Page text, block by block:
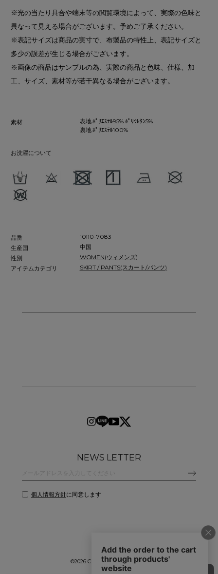
※光の当たり具合や端末等の閲覧環境によって、実際の色味と
異なって見える場合がございます。予めご了承ください。
※表記サイズは商品の実寸で、布製品の特性上、表記サイズと
多少の誤差が生じる場合がございます。
※画像の商品はサンプルの為、実際の商品と色味、仕様、加
工、サイズ、素材等が若干異なる場合がございます。
素材
表地 ﾎﾟﾘｴｽﾃﾙ95% ﾎﾟﾘｳﾚﾀﾝ5%
裏地 ﾎﾟﾘｴｽﾃﾙ100%
お洗濯について
品番
10110-7083
生産国
中国
性別
WOMEN(ウィメンズ)
アイテムカテゴリ
SKIRT / PANTS(スカート/パンツ)
NEWS LETTER
個人情報方針に同意します
©2026 CLANE DESIGN CO.,LTD